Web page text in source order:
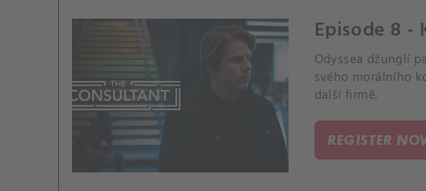
Episode 8 -
Odyssea džunglí
svého morálního
další firmě.
REGISTER